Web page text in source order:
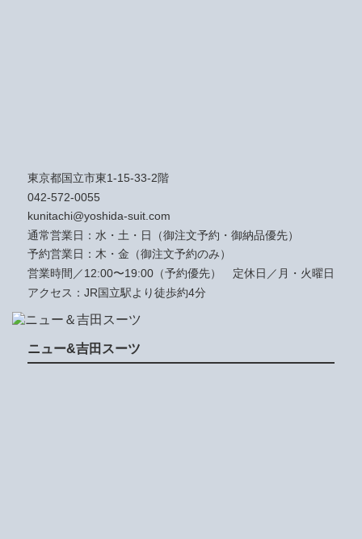
東京都国立市東1-15-33-2階
042-572-0055
kunitachi@yoshida-suit.com
通常営業日：水・土・日（御注文予約・御納品優先）
予約営業日：木・金（御注文予約のみ）
営業時間／12:00〜19:00（予約優先） 定休日／月・火曜日
アクセス：JR国立駅より徒歩約4分
ニュー&吉田スーツ